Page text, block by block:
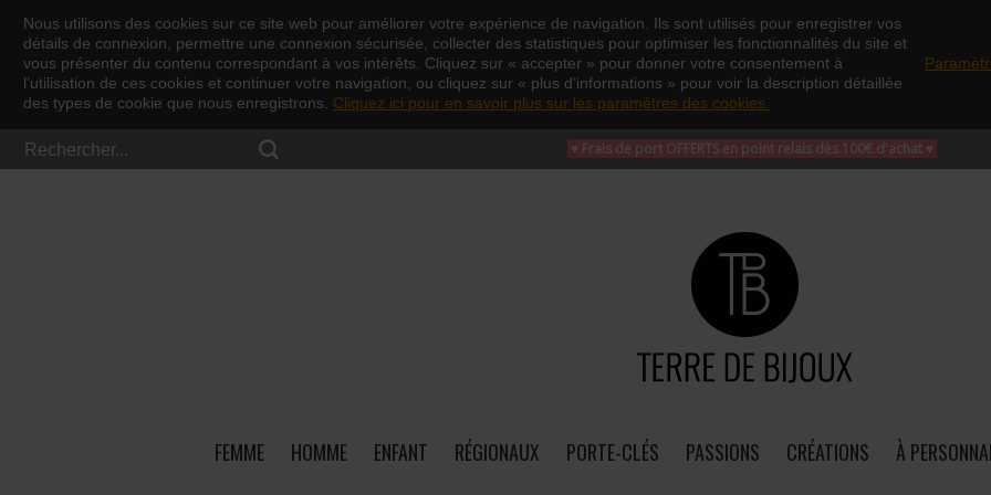
Nous utilisons des cookies sur ce site web pour améliorer votre expérience de navigation. Ils sont utilisés pour enregistrer vos
détails de connexion, permettre une connexion sécurisée, collecter des statistiques pour optimiser les fonctionnalités du site et
vous présenter du contenu correspondant à vos intérêts. Cliquez sur « accepter » pour donner votre consentement à
l’utilisation de ces cookies et continuer votre navigation, ou cliquez sur « plus d’informations » pour voir la description détaillée
des types de cookie que nous enregistrons. Cliquez ici pour en savoir plus sur les paramètres des cookies.
♥ Frais de port OFFERTS en point relais dès 100€ d'achat ♥
FEMME HOMME ENFANT RÉGIONAUX PORTE-CLÉS PASSIONS CRÉATIONS À